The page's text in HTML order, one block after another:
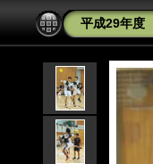
平成29年度